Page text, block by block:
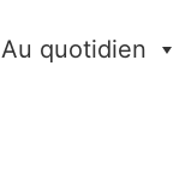
Au quotidien